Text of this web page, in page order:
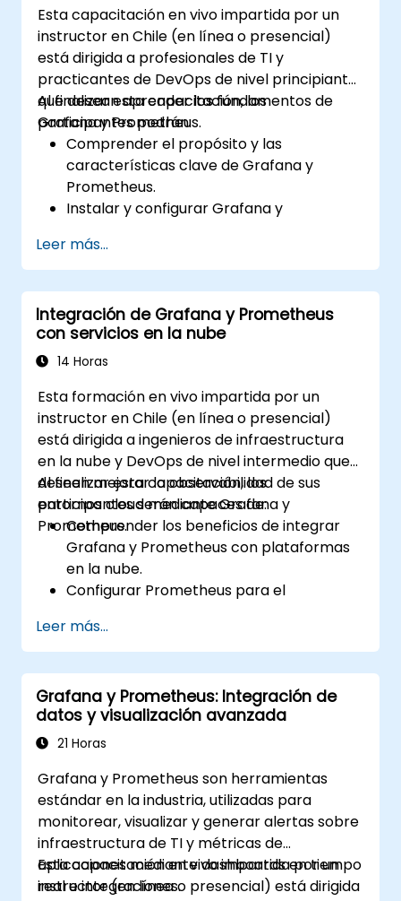
Esta capacitación en vivo impartida por un
instructor en Chile (en línea o presencial)
está dirigida a profesionales de TI y
practicantes de DevOps de nivel principiante
que desean aprender los fundamentos de
Grafana y Prometheus.
Al finalizar esta capacitación, los
participantes podrán:
Comprender el propósito y las
características clave de Grafana y
Prometheus.
Instalar y configurar Grafana y
Configurar fuentes de datos básicas y
paneles en Grafana.
Monitorear métricas del sistema y
visualizar datos utilizando Prometheus.
Leer más...
Integración de Grafana y Prometheus
con servicios en la nube
14 Horas
Esta formación en vivo impartida por un
instructor en Chile (en línea o presencial)
está dirigida a ingenieros de infraestructura
en la nube y DevOps de nivel intermedio que
deseen mejorar la observabilidad de sus
entornos cloud mediante Grafana y
Prometheus.
Al finalizar esta capacitación, los
participantes serán capaces de:
Comprender los beneficios de integrar
Grafana y Prometheus con plataformas
en la nube.
Configurar Prometheus para el
nube.
Configurar Grafana para visualizar las
métricas de los servicios en la nube.
Aprovechar herramientas e
integraciones nativas de la nube para
garantizar la escalabilidad del monitoreo.
Leer más...
Grafana y Prometheus: Integración de
datos y visualización avanzada
21 Horas
Grafana y Prometheus son herramientas
estándar en la industria, utilizadas para
monitorear, visualizar y generar alertas sobre
infraestructura de TI y métricas de
aplicaciones mediante dashboards en tiempo
real e integraciones.
Esta capacitación en vivo impartida por un
instructor (en línea o presencial) está dirigida